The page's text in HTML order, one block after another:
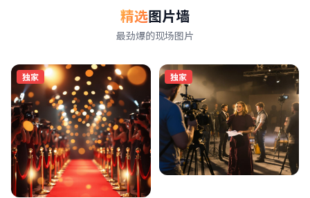
精选图片墙
最劲爆的现场图片
独家 独家